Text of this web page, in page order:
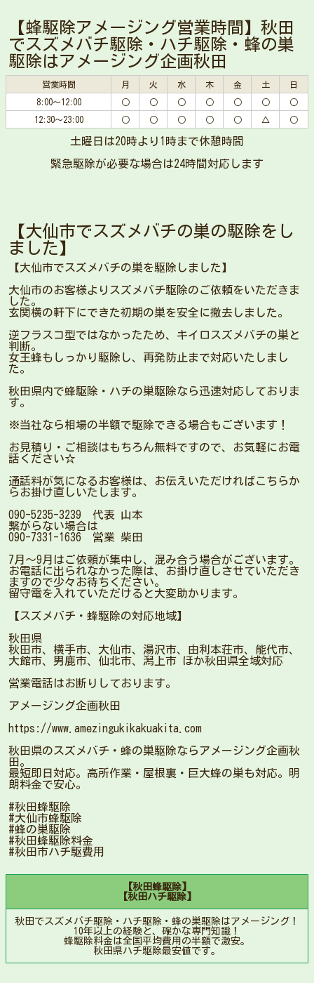
【蜂駆除アメージング営業時間】秋田
でスズメバチ駆除・ハチ駆除・蜂の巣
駆除はアメージング企画秋田
営業時間 月 火 水 木 金 土 日
8:00～12:00 ○ ○ ○ ○ ○ ○ ○
12:30～23:00 ○ ○ ○ ○ ○ △ ○
土曜日は20時より1時まで休憩時間
緊急駆除が必要な場合は24時間対応します
【大仙市でスズメバチの巣の駆除をし
ました】
【大仙市でスズメバチの巣を駆除しました】
大仙市のお客様よりスズメバチ駆除のご依頼をいただきま
した。
玄関横の軒下にできた初期の巣を安全に撤去しました。
逆フラスコ型ではなかったため、キイロスズメバチの巣と
判断。
女王蜂もしっかり駆除し、再発防止まで対応いたしまし
た。
秋田県内で蜂駆除・ハチの巣駆除なら迅速対応しておりま
す。
※当社なら相場の半額で駆除できる場合もございます！
お見積り・ご相談はもちろん無料ですので、お気軽にお電
話ください☆
通話料が気になるお客様は、お伝えいただければこちらか
らお掛け直しいたします。
090-5235-3239 代表 山本
繋がらない場合は
090-7331-1636 営業 柴田
7月〜9月はご依頼が集中し、混み合う場合がございます。
お電話に出られなかった際は、お掛け直しさせていただき
ますので少々お待ちください。
留守電を入れていただけると大変助かります。
【スズメバチ・蜂駆除の対応地域】
秋田県
秋田市、横手市、大仙市、湯沢市、由利本荘市、能代市、
大館市、男鹿市、仙北市、潟上市 ほか秋田県全域対応
営業電話はお断りしております。
アメージング企画秋田
https://www.amezingukikakuakita.com
秋田県のスズメバチ・蜂の巣駆除ならアメージング企画秋
田。
最短即日対応。高所作業・屋根裏・巨大蜂の巣も対応。明
朗料金で安心。
#秋田蜂駆除
#大仙市蜂駆除
#蜂の巣駆除
#秋田蜂駆除料金
#秋田市ハチ駆費用
【秋田蜂駆除】
【秋田ハチ駆除】
秋田でスズメバチ駆除・ハチ駆除・蜂の巣駆除はアメージング！
10年以上の経験と、確かな専門知識！
蜂駆除料金は全国平均費用の半額で激安。
秋田県ハチ駆除最安値です。